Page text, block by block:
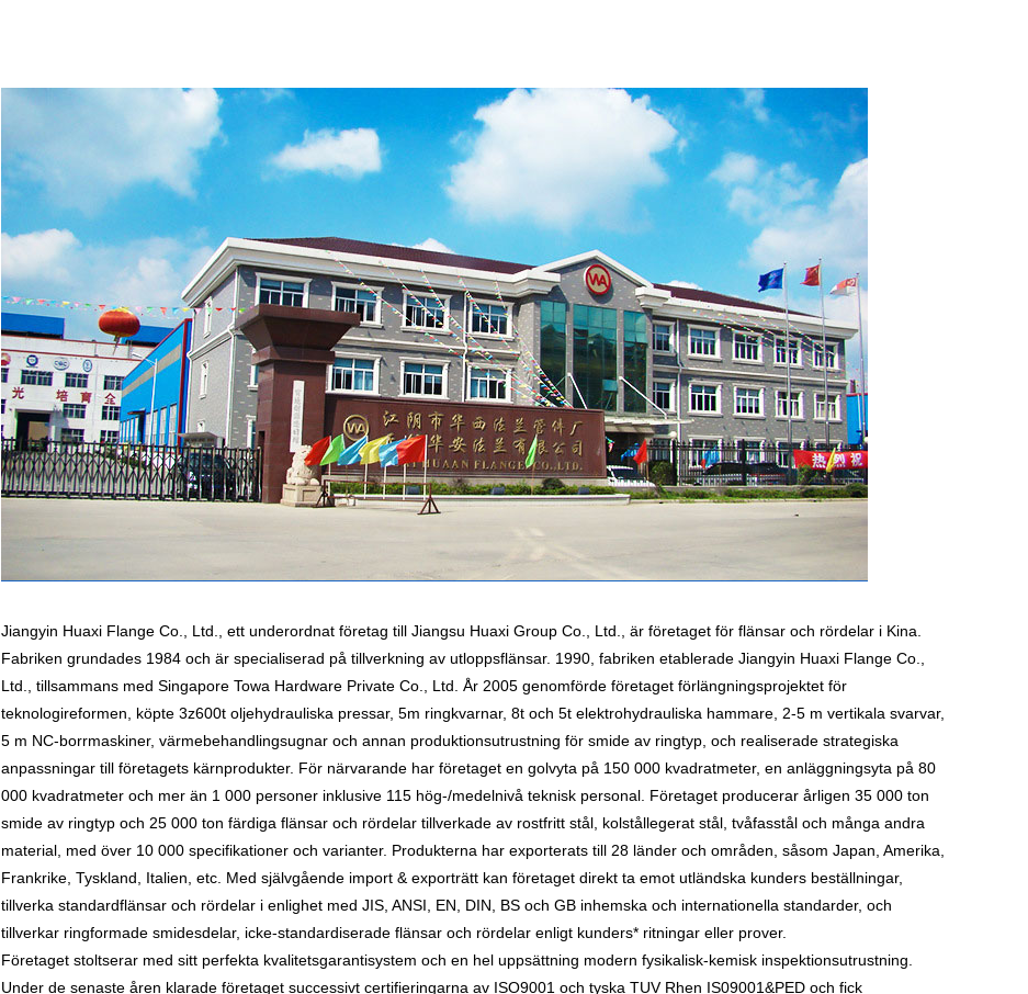
Jiangyin Huaxi Flange Co., Ltd., ett underordnat företag till Jiangsu Huaxi Group Co., Ltd., är företaget för flänsar och rördelar i Kina.
Fabriken grundades 1984 och är specialiserad på tillverkning av utloppsflänsar. 1990, fabriken etablerade Jiangyin Huaxi Flange Co.,
Ltd., tillsammans med Singapore Towa Hardware Private Co., Ltd. År 2005 genomförde företaget förlängningsprojektet för
teknologireformen, köpte 3z600t oljehydrauliska pressar, 5m ringkvarnar, 8t och 5t elektrohydrauliska hammare, 2-5 m vertikala svarvar,
5 m NC-borrmaskiner, värmebehandlingsugnar och annan produktionsutrustning för smide av ringtyp, och realiserade strategiska
anpassningar till företagets kärnprodukter. För närvarande har företaget en golvyta på 150 000 kvadratmeter, en anläggningsyta på 80
000 kvadratmeter och mer än 1 000 personer inklusive 115 hög-/medelnivå teknisk personal. Företaget producerar årligen 35 000 ton
smide av ringtyp och 25 000 ton färdiga flänsar och rördelar tillverkade av rostfritt stål, kolstållegerat stål, tvåfasstål och många andra
material, med över 10 000 specifikationer och varianter. Produkterna har exporterats till 28 länder och områden, såsom Japan, Amerika,
Frankrike, Tyskland, Italien, etc. Med självgående import & exporträtt kan företaget direkt ta emot utländska kunders beställningar,
tillverka standardflänsar och rördelar i enlighet med JIS, ANSI, EN, DIN, BS och GB inhemska och internationella standarder, och
tillverkar ringformade smidesdelar, icke-standardiserade flänsar och rördelar enligt kunders* ritningar eller prover.
Företaget stoltserar med sitt perfekta kvalitetsgarantisystem och en hel uppsättning modern fysikalisk-kemisk inspektionsutrustning.
Under de senaste åren klarade företaget successivt certifieringarna av ISO9001 och tyska TUV Rhen IS09001&PED och fick